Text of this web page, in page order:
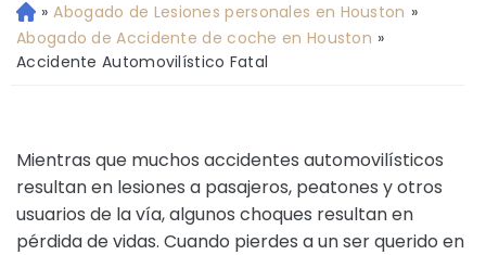
Ini
ci
o
» Abogado de Lesiones personales en Houston »
Abogado de Accidente de coche en Houston »
Accidente Automovilístico Fatal
Mientras que muchos accidentes automovilísticos
resultan en lesiones a pasajeros, peatones y otros
usuarios de la vía, algunos choques resultan en
pérdida de vidas. Cuando pierdes a un ser querido en